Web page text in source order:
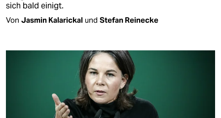
sich bald einigt.
Von Jasmin Kalarickal und Stefan Reinecke